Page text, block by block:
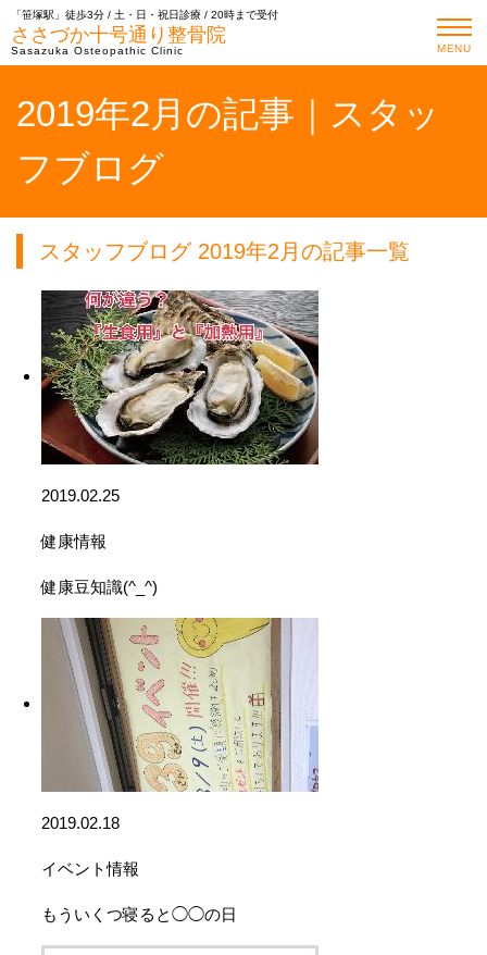
「笹塚駅」徒歩3分 / 土・日・祝日診療 / 20時まで受付
ささづか十号通り整骨院
Sasazuka Osteopathic Clinic MENU
2019年2月の記事｜スタッ
フブログ
スタッフブログ 2019年2月の記事一覧
2019.02.25
健康情報
健康豆知識(^_^)
2019.02.18
イベント情報
もういくつ寝ると◯◯の日